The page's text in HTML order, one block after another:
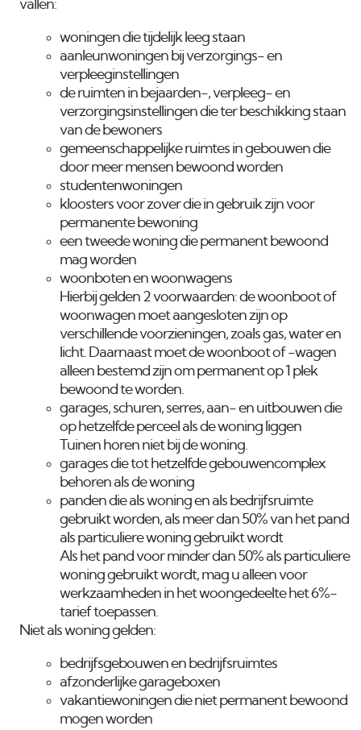
vallen:
woningen die tijdelijk leeg staan
aanleunwoningen bij verzorgings- en
verpleeginstellingen
de ruimten in bejaarden-, verpleeg- en
verzorgingsinstellingen die ter beschikking staan
van de bewoners
gemeenschappelijke ruimtes in gebouwen die
door meer mensen bewoond worden
studentenwoningen
kloosters voor zover die in gebruik zijn voor
permanente bewoning
een tweede woning die permanent bewoond
mag worden
woonboten en woonwagens
Hierbij gelden 2 voorwaarden: de woonboot of
woonwagen moet aangesloten zijn op
verschillende voorzieningen, zoals gas, water en
licht. Daarnaast moet de woonboot of -wagen
alleen bestemd zijn om permanent op 1 plek
bewoond te worden.
garages, schuren, serres, aan- en uitbouwen die
op hetzelfde perceel als de woning liggen
Tuinen horen nietbij de woning.
garages die tot hetzelfde gebouwencomplex
behoren als de woning
panden die als woning en als bedrijfsruimte
gebruikt worden, als meer dan 50% van het pand
als particuliere woning gebruikt wordt
Als het pand voor minder dan 50% als particuliere
woning gebruikt wordt, mag u alleen voor
werkzaamheden in het woongedeelte het 6%-
tarief toepassen.
Niet als woning gelden:
bedrijfsgebouwen en bedrijfsruimtes
afzonderlijke garageboxen
vakantiewoningen die niet permanent bewoond
mogen worden